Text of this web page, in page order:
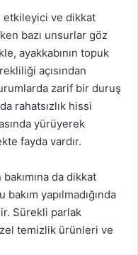
etkileyici ve dikkat
bazı unsurlar göz
ayakkabının topuk
açısından
zarif bir duruş
rahatsızlık hissi
yürüyerek
fayda vardır.
bakımına da dikkat
yapılmadığında
Sürekli parlak
temizlik ürünleri ve